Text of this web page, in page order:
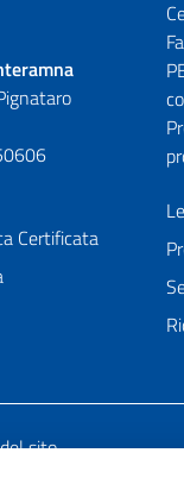
Certificata
sito